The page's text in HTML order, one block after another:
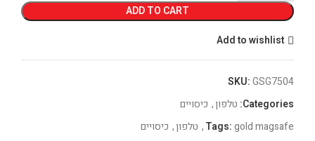
ADD TO CART
Add to wishlist
SKU:GSG7504
Categories: טלפון, כיסויים
Tags:gold magsafe
, טלפון, כיסויים